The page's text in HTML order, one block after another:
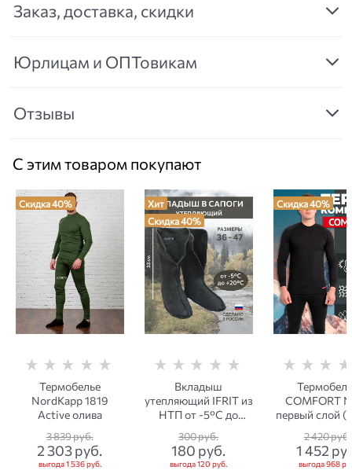
Заказ, доставка, скидки
Юрлицам и ОПТовикам
Отзывы
С этим товаром покупают
Скидка 40%
Термобелье
NordKapp 1819
Active олива
3 839 руб.
2 303 руб.
выгода1 536 руб.
Хит
Скидка 40%
Вкладыш
утепляющий IFRIT из
НТП от -5°C до
+20°C
300 руб.
180 руб.
выгода120 руб.
Скидка 40%
COMFORT
первый слой
С) черное
2 420 руб.
1 452
выгода968